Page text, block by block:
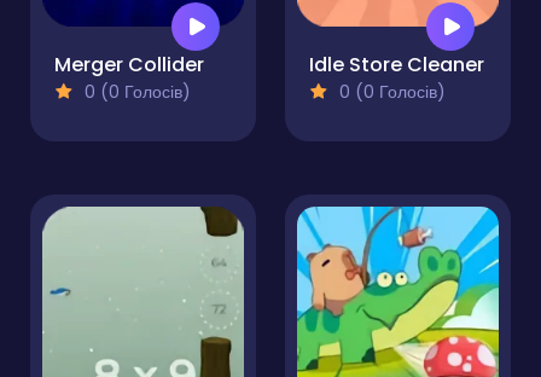
Merger Collider
0 (0 Голосів)
Idle Store Cleaner
0 (0 Голосів)